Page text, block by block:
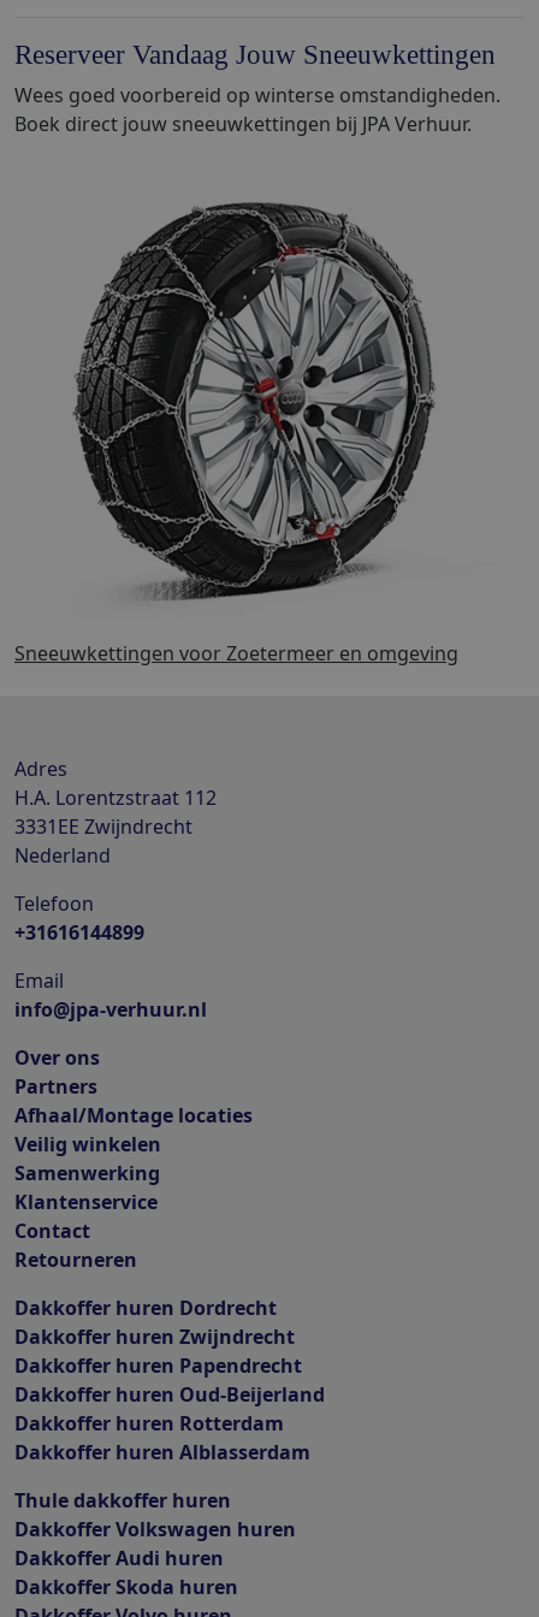
Reserveer Vandaag Jouw Sneeuwkettingen
Wees goed voorbereid op winterse omstandigheden.
Boek direct jouw sneeuwkettingen bij JPA Verhuur.
Sneeuwkettingen voor Zoetermeer en omgeving
Adres
H.A. Lorentzstraat 112
3331EE Zwijndrecht
Nederland
Telefoon
+31616144899
Email
info@jpa-verhuur.nl
Over ons
Partners
Afhaal/Montage locaties
Veilig winkelen
Samenwerking
Klantenservice
Contact
Retourneren
Dakkoffer huren Dordrecht
Dakkoffer huren Zwijndrecht
Dakkoffer huren Papendrecht
Dakkoffer huren Oud-Beijerland
Dakkoffer huren Rotterdam
Dakkoffer huren Alblasserdam
Thule dakkoffer huren
Dakkoffer Volkswagen huren
Dakkoffer Audi huren
Dakkoffer Skoda huren